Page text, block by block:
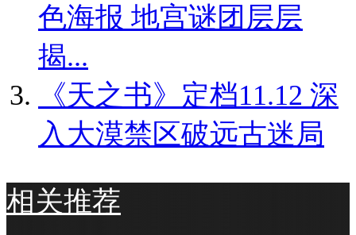
色海报 地宫谜团层层
揭...
《天之书》定档11.12 深
入大漠禁区破远古迷局
相关推荐